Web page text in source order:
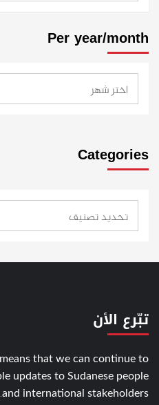
Per year/month
Categories
تبّرع الأن
that we can continue to
updates to Sudanese people
and international stakeholders.